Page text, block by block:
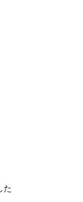
た